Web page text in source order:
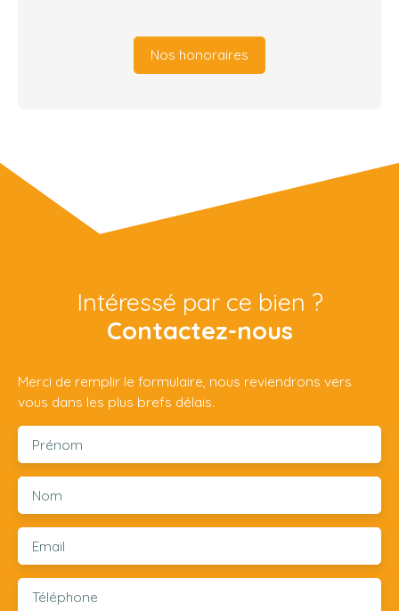
Nos honoraires
Intéressé par ce bien ?
Contactez-nous
Merci de remplir le formulaire, nous reviendrons vers
vous dans les plus brefs délais.
Prénom
Nom
Email
Téléphone